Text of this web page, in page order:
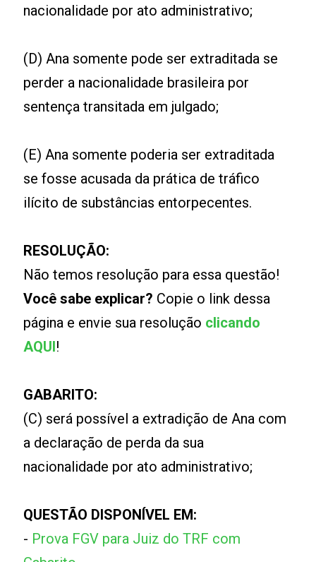
nacionalidade por ato administrativo;
(D) Ana somente pode ser extraditada se
perder a nacionalidade brasileira por
sentença transitada em julgado;
(E) Ana somente poderia ser extraditada
se fosse acusada da prática de tráfico
ilícito de substâncias entorpecentes.
RESOLUÇÃO:
Não temos resolução para essa questão!
Você sabe explicar? Copie o link dessa
página e envie sua resolução clicando
AQUI!
GABARITO:
(C) será possível a extradição de Ana com
a declaração de perda da sua
nacionalidade por ato administrativo;
QUESTÃO DISPONÍVEL EM:
- Prova FGV para Juiz do TRF com